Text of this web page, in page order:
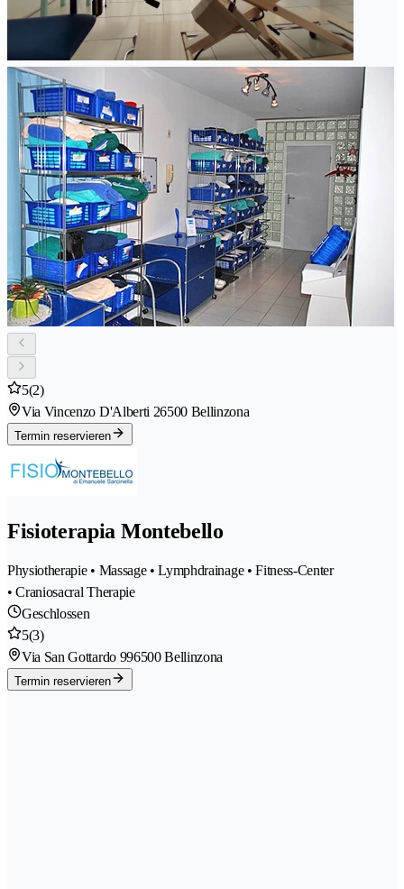
5(2)
Via Vincenzo D'Alberti 26500 Bellinzona
Termin reservieren
Fisioterapia Montebello
Physiotherapie • Massage • Lymphdrainage • Fitness-Center
• Craniosacral Therapie
Geschlossen
5(3)
Via San Gottardo 996500 Bellinzona
Termin reservieren